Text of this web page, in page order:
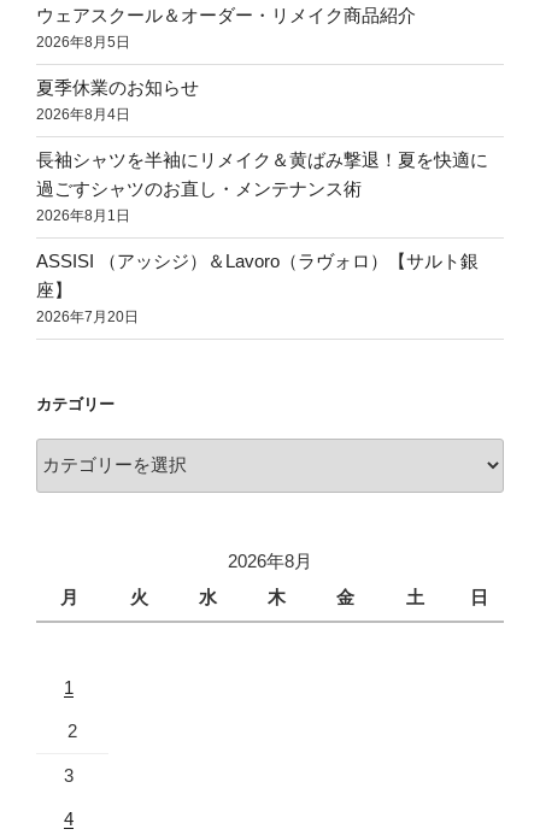
ウェアスクール＆オーダー・リメイク商品紹介
2026年8月5日
夏季休業のお知らせ
2026年8月4日
長袖シャツを半袖にリメイク＆黄ばみ撃退！夏を快適に
過ごすシャツのお直し・メンテナンス術
2026年8月1日
ASSISI （アッシジ）＆Lavoro（ラヴォロ）【サルト銀
座】
2026年7月20日
カテゴリー
2026年8月
月
火 水 木 金 土 日
1
2
3
4